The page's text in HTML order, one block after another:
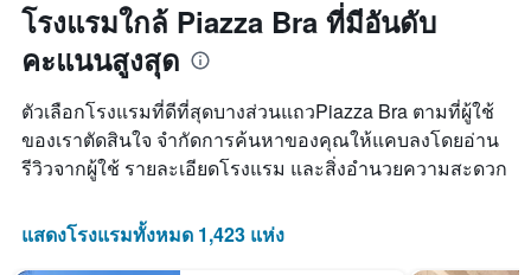
ดง
เฉลี่ย
ห้อง
พัก
วัน
ของ
สัปดาห์
แผนภูมิ
มี
แกน
X
แสดง
โรงแรมใกล้ Piazza Bra ที่มีอันดับ
คะแนนสูงสุด
ตัวเลือกโรงแรมที่ดีที่สุดบางส่วนแถวPiazza Bra ตามที่ผู้ใช้
ของเราตัดสินใจ จำกัดการค้นหาของคุณให้แคบลงโดยอ่าน
รีวิวจากผู้ใช้ รายละเอียดโรงแรม และสิ่งอำนวยความสะดวก
แสดงโรงแรมทั้งหมด 1,423 แห่ง